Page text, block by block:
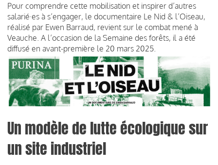
Pour comprendre cette mobilisation et inspirer d’autres
salarié·es à s’engager, le documentaire Le Nid & l’Oiseau,
réalisé par Ewen Barraud, revient sur le combat mené à
Veauche. A l’occasion de la Semaine des forêts, il a été
diffusé en avant-première le 20 mars 2025.
Un modèle de lutte écologique sur
un site industriel